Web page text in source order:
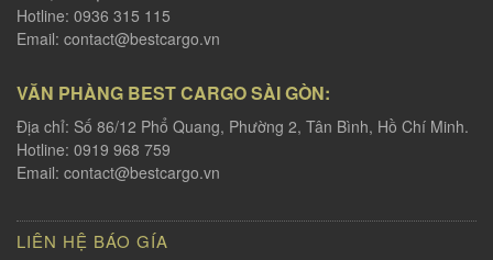
Hotline: 0936 315 115
Email: contact@bestcargo.vn
VĂN PHÀNG BEST CARGO SÀI GÒN:
Địa chỉ: Số 86/12 Phổ Quang, Phường 2, Tân Bình, Hồ Chí Minh.
Hotline: 0919 968 759
Email: contact@bestcargo.vn
LIÊN HỆ BÁO GÍA